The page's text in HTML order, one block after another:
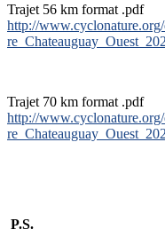
Trajet 56 km format .pdf
http://
Trajet 70 km format .pdf
http://
P.S.